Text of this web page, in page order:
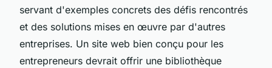
servant d'exemples concrets des défis rencontrés
et des solutions mises en œuvre par d'autres
entreprises. Un site web bien conçu pour les
entrepreneurs devrait offrir une bibliothèque